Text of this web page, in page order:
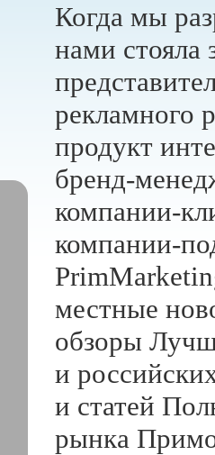
Когда мы
нами стояла
рекламного
продукт
бренд-
компании-
компании-
местные
обзоры
и
и статей
рынка